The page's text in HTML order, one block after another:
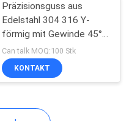
Casting
Präzisionsguss aus
Edelstahl 304 316 Y-
förmig mit Gewinde 45°
Tee
Can talk MOQ:100 Stk
KONTAKT